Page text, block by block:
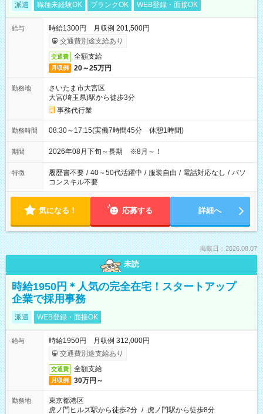
派遣 職種未経験OK ブランクOK WEB登録・面接OK
給与
時給1300円 月収例 201,500円
交通費別途支給あり
交通費 全額支給
月収例 20～25万円
勤務地
さいたま市大宮区
大宮(埼玉県)駅から徒歩3分
事務代行業
勤務時間 08:30～17:15(実働7時間45分 休憩1時間)
期間 2026年08月下旬～長期 ※8月～！
特徴 履歴書不要 / 40～50代活躍中 / 服装自由 / 電話対応なし / パソ
コンスキル不要
気になる！ 応募する 詳細へ
掲載日：2026.08.07
未読
時給1950円＊人気の完全在宅！スタートアップ
企業で採用事務
派遣 WEB登録・面接OK
給与
時給1950円 月収例 312,000円
交通費別途支給あり
交通費 全額支給
月収例 30万円～
勤務地
東京都港区
虎ノ門ヒルズ駅から徒歩2分 / 虎ノ門駅から徒歩8分